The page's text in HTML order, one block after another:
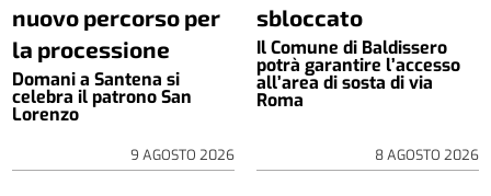
nuovo percorso per
la processione
Domani a Santena si
celebra il patrono San
Lorenzo
9 AGOSTO 2026
sbloccato
Il Comune di Baldissero
potrà garantire l’accesso
all’area di sosta di via
Roma
8 AGOSTO 2026